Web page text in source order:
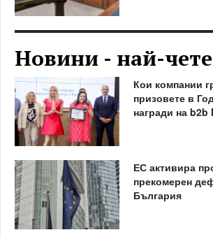
Новини - най-
Кои компании
призовете в
награди на b2b
ЕС активира
прекомерен
България